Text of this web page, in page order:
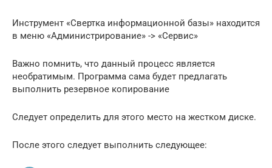
Инструмент «Свертка информационной базы» находится
в меню «Администрирование» -> «Сервис»
Важно помнить, что данный процесс является
необратимым. Программа сама будет предлагать
выполнить резервное копирование
Следует определить для этого место на жестком диске.
После этого следует выполнить следующее: